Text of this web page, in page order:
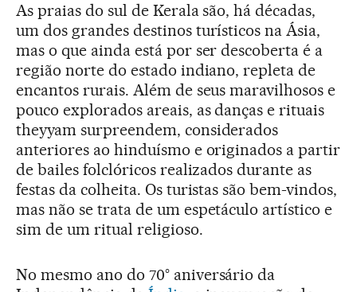
As praias do sul de Kerala são, há décadas,
um dos grandes destinos turísticos na Ásia,
mas o que ainda está por ser descoberta é a
região norte do estado indiano, repleta de
encantos rurais. Além de seus maravilhosos e
pouco explorados areais, as danças e rituais
theyyam surpreendem, considerados
anteriores ao hinduísmo e originados a partir
de bailes folclóricos realizados durante as
festas da colheita. Os turistas são bem-vindos,
mas não se trata de um espetáculo artístico e
sim de um ritual religioso.
No mesmo ano do 70° aniversário da